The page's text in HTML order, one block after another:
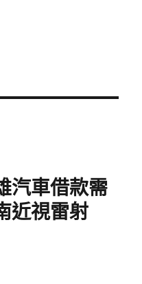
汽車借款需
近視雷射